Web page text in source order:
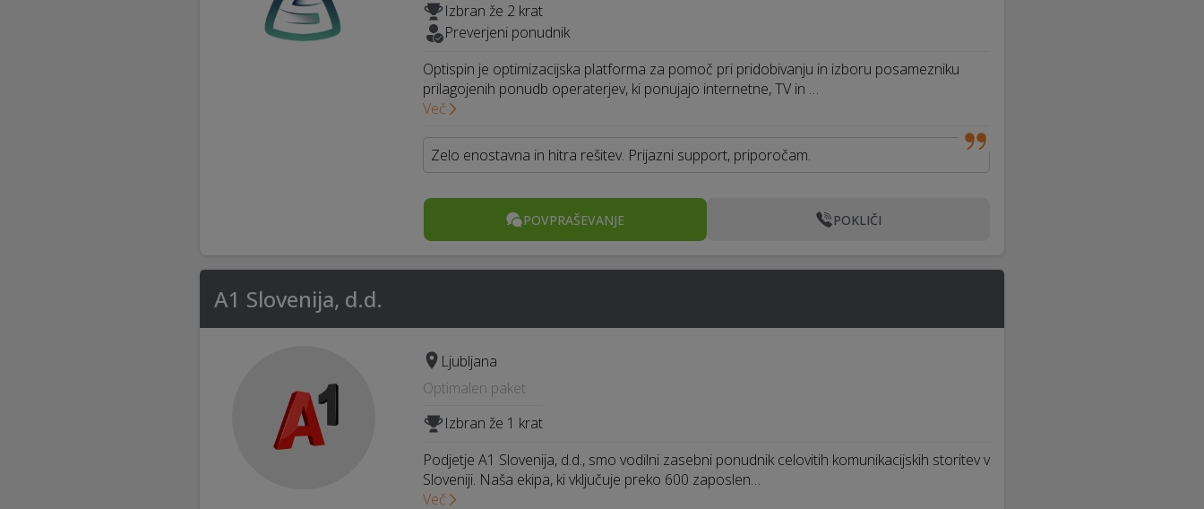
Izbran že 2 krat
Preverjeni ponudnik
Optispin je optimizacijska platforma za pomoč pri pridobivanju in izboru posamezniku
prilagojenih ponudb operaterjev, ki ponujajo internetne, TV in …
Več
Zelo enostavna in hitra rešitev. Prijazni support, priporočam.
POVPRAŠEVANJE POKLIČI
A1 Slovenija, d.d.
Ljubljana
Optimalen paket
Izbran že 1 krat
Podjetje A1 Slovenija, d.d., smo vodilni zasebni ponudnik celovitih komunikacijskih storitev v
Sloveniji. Naša ekipa, ki vključuje preko 600 zaposlen…
Več